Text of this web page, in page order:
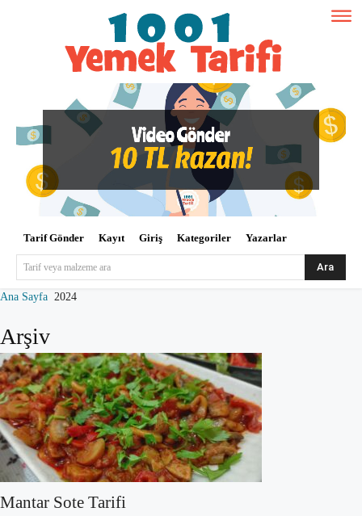
Tarif Gönder Kayıt Giriş Kategoriler Yazarlar
Tarif veya malzeme ara Ara
Ana Sayfa 2024
Arşiv
Mantar Sote Tarifi